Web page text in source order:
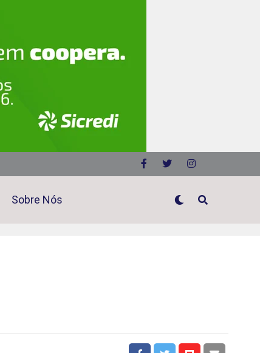
Sobre Nós